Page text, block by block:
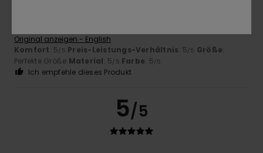
Original anzeigen - English
Komfort: 5 /5 Preis-Leistungs-Verhältnis: 5 /5 Größe:
Perfekte Größe Material: 5 /5 Farbe: 5 /5
Ich empfehle dieses Produkt
5/5